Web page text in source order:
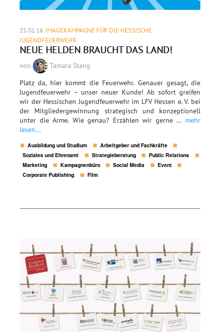
25.01.16 IMAGEKAMPAGNE FÜR DIE HESSISCHE
JUGENDFEUERWEHR
NEUE HELDEN BRAUCHT DAS LAND!
von
Tamara Stang
Platz da, hier kommt die Feuerwehr. Genauer gesagt, die
Jugendfeuerwehr – unser neuer Kunde! Ab sofort greifen
wir der Hessischen Jugendfeuerwehr im LFV Hessen e. V. bei
der Mitgliedergewinnung strategisch und konzeptionell
unter die Arme. Wie genau? Erzählen wir gerne ... mehr
lesen...
Ausbildung und Studium
Arbeitgeber und Fachkräfte
Soziales und Ehrenamt
Strategieberatung
Public Relations
Marketing
Kampagnenbüro Social Media
Event
Corporate Publishing
Film